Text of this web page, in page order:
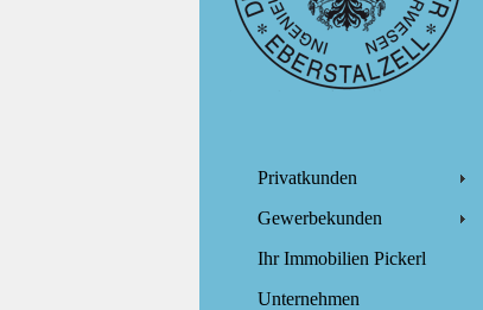
Privatkunden
Gewerbekunden
Ihr Immobilien Pickerl
Unternehmen